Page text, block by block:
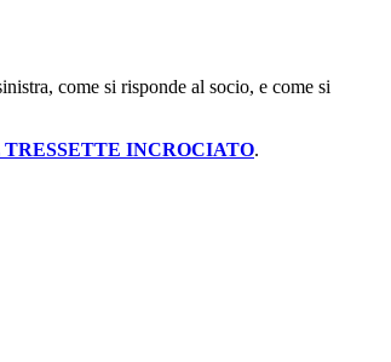
come si risponde al socio, e come si
INCROCIATO.